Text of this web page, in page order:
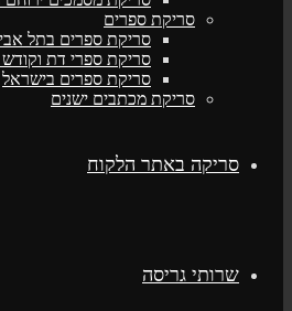
סריקת ספרים
סריקת ספרים בתל
סריקת ספרי דת
סריקת ספרים בישראל
סריקת מכתבים ישנים
סריקה באתר הלקוח
שרותי גריסה